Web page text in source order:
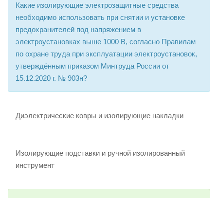
Какие изолирующие электрозащитные средства
необходимо использовать при снятии и установке
предохранителей под напряжением в
электроустановках выше 1000 В, согласно Правилам
по охране труда при эксплуатации электроустановок,
утверждённым приказом Минтруда России от
15.12.2020 г. № 903н?
Диэлектрические ковры и изолирующие накладки
Изолирующие подставки и ручной изолированный
инструмент